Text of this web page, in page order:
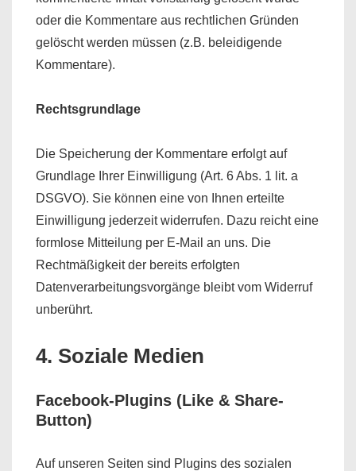
oder die Kommentare aus rechtlichen Gründen
gelöscht werden müssen (z.B. beleidigende
Kommentare).
Rechtsgrundlage
Die Speicherung der Kommentare erfolgt auf
Grundlage Ihrer Einwilligung (Art. 6 Abs. 1 lit. a
DSGVO). Sie können eine von Ihnen erteilte
Einwilligung jederzeit widerrufen. Dazu reicht eine
formlose Mitteilung per E-Mail an uns. Die
Rechtmäßigkeit der bereits erfolgten
Datenverarbeitungsvorgänge bleibt vom Widerruf
unberührt.
4. Soziale Medien
Facebook-Plugins (Like & Share-
Button)
Auf unseren Seiten sind Plugins des sozialen